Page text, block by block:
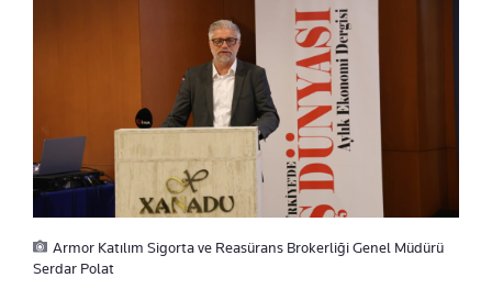
Armor Katılım Sigorta ve Reasürans Brokerliği Genel Müdürü
Serdar Polat